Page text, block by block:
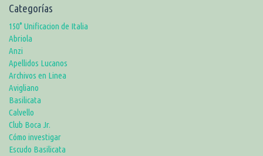
Categorías
150° Unificacion de Italia
Abriola
Anzi
Apellidos Lucanos
Archivos en Linea
Avigliano
Basilicata
Calvello
Club Boca Jr.
Cómo investigar
Escudo Basilicata